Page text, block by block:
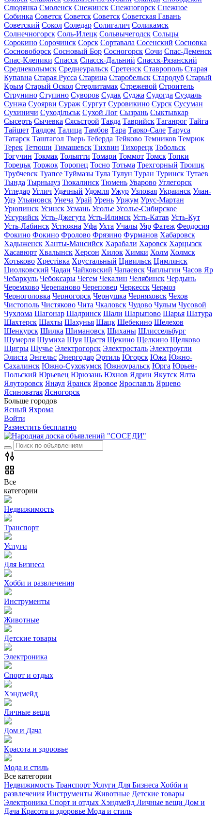
Слюдянка Смоленск Снежинск Снежногорск Снежное
Собинка Советск Советск Советск Советская Гавань
Советский Сокол Соледар Солигалич Соликамск
Солнечногорск Соль-Илецк Сольвычегодск Сольцы
Сорокино Сорочинск Сорск Сортавала Сосенский Сосновка
Сосновоборск Сосновый Бор Сосногорск Сочи Спас-Деменск
Спас-Клепики Спасск Спасск-Дальний Спасск-Рязанский
Среднеколымск Среднеуральск Сретенск Ставрополь Старая
Купавна Старая Русса Старица Старобельск Стародуб Старый
Крым Старый Оскол Стерлитамак Стрежевой Строитель
Струнино Ступино Суворов Судак Суджа Судогда Суздаль
Сунжа Суоярви Сураж Сургут Суровикино Сурск Сусуман
Сухиничи Суходільськ Сухой Лог Сызрань Сыктывкар
Сысерть Сычевка Сясьстрой Тавда Таврийск Таганрог Тайга
Тайшет Талдом Талица Тамбов Тара Тарко-Сале Таруса
Татарск Таштагол Тверь Теберда Тейково Темников Темрюк
Терек Тетюши Тимашевск Тихвин Тихорецк Тобольск
Тогучин Токмак Тольятти Томари Томмот Томск Топки
Торецьк Торжок Торопец Тосно Тотьма Трехгорный Троицк
Трубчевск Туапсе Туймазы Тула Тулун Туран Туринск Тутаев
Тында Тырныауз Тюкалинск Тюмень Уварово Углегорск
Угледар Углич Удачный Удомля Ужур Узловая Украинск Улан-
Удэ Ульяновск Унеча Урай Урень Уржум Урус-Мартан
Урюпинск Усинск Усмань Усолье Усолье-Сибирское
Уссурийск Усть-Джегута Усть-Илимск Усть-Катав Усть-Кут
Усть-Лабинск Устюжна Уфа Ухта Учалы Уяр Фатеж Феодосия
Фокино Фокино Фролово Фрязино Фурманов Хабаровск
Хадыженск Ханты-Мансийск Харабали Харовск Харцызск
Хасавюрт Хвалынск Херсон Хилок Химки Холм Холмск
Хотьково Хрестівка Хрустальный Цивильск Цимлянск
Циолковский Чадан Чайковский Чапаевск Чаплыгин Часов Яр
Чебаркуль Чебоксары Чегем Чекалин Челябинск Чердынь
Черемхово Черепаново Череповец Черкесск Чермоз
Черноголовка Черногорск Чернушка Черняховск Чехов
Чистополь Чистяково Чита Чкаловск Чудово Чулым Чусовой
Чухлома Шагонар Шадринск Шали Шарыпово Шарья Шатура
Шахтерск Шахты Шахунья Шацк Шебекино Шелехов
Шенкурск Шилка Шимановск Шиханы Шлиссельбург
Шумерля Шумиха Шуя Щастя Щекино Щелкино Щелково
Щигры Щучье Электрогорск Электросталь Электроугли
Элиста Энгельс Энергодар Эртиль Югорск Южа Южно-
Сахалинск Южно-Сухокумск Южноуральск Юрга Юрьев-
Польский Юрьевец Юрюзань Юхнов Ядрин Якутск Ялта
Ялуторовск Янаул Яранск Яровое Ярославль Ярцево
Ясиноватая Ясногорск
Больше городов
Ясный Яхрома
Войти
Разместить бесплатно
Все
категории
Недвижимость
Транспорт
Услуги
Для Бизнеса
Хобби и развлечения
Инструменты
Животные
Детские товары
Электроника
Спорт и отдых
Хэндмейд
Личные вещи
Дом и Дача
Красота и здоровье
Мода и стиль
Все категории
Недвижимость Транспорт Услуги Для Бизнеса Хобби и
развлечения Инструменты Животные Детские товары
Электроника Спорт и отдых Хэндмейд Личные вещи Дом и
Дача Красота и здоровье Мода и стиль